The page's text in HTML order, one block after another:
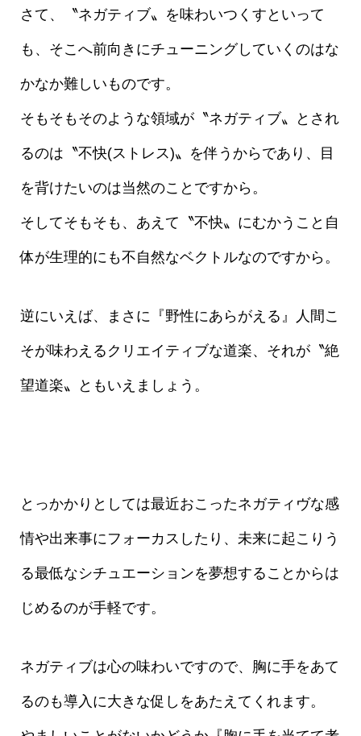
さて、〝ネガティブ〟を味わいつくすといって
も、そこへ前向きにチューニングしていくのはな
かなか難しいものです。
そもそもそのような領域が〝ネガティブ〟とされ
るのは〝不快(ストレス)〟を伴うからであり、目
を背けたいのは当然のことですから。
そしてそもそも、あえて〝不快〟にむかうこと自
体が生理的にも不自然なベクトルなのですから。
逆にいえば、まさに『野性にあらがえる』人間こ
そが味わえるクリエイティブな道楽、それが〝絶
望道楽〟ともいえましょう。
とっかかりとしては最近おこったネガティヴな感
情や出来事にフォーカスしたり、未来に起こりう
る最低なシチュエーションを夢想することからは
じめるのが手軽です。
ネガティブは心の味わいですので、胸に手をあて
るのも導入に大きな促しをあたえてくれます。